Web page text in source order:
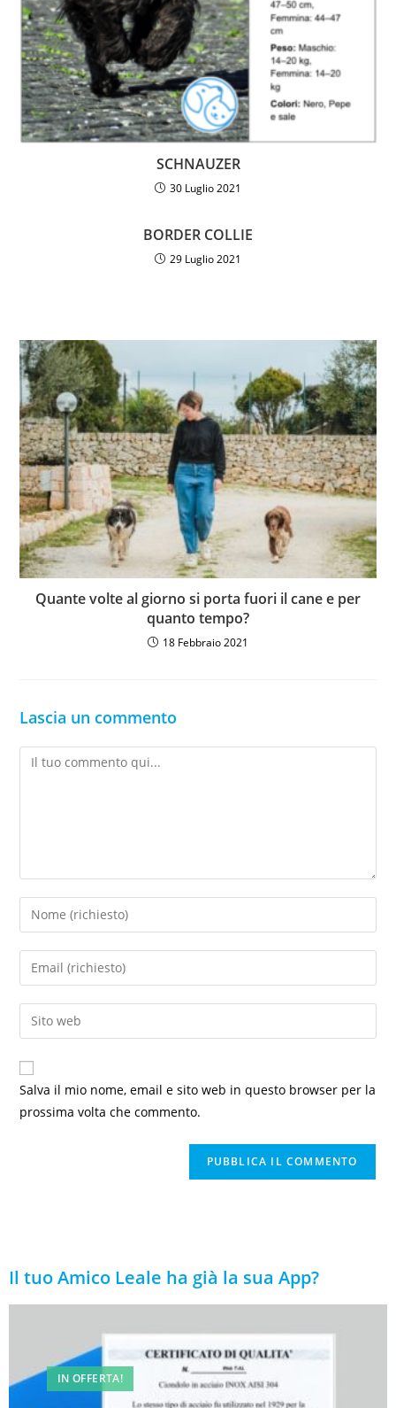
SCHNAUZER
30 Luglio 2021
BORDER COLLIE
29 Luglio 2021
Quante volte al giorno si porta fuori il cane e per
quanto tempo?
18 Febbraio 2021
Lascia un commento
Salva il mio nome, email e sito web in questo browser per la
prossima volta che commento.
Il tuo Amico Leale ha già la sua App?
IN OFFERTA!